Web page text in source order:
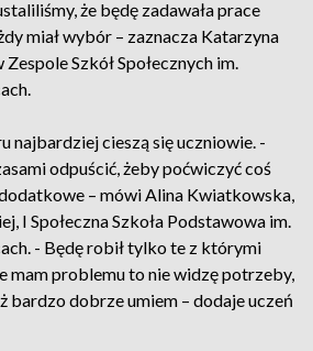
że będę zadawała prace
miał wybór – zaznacza Katarzyna
Szkół Społecznych im.
najbardziej cieszą się uczniowie. -
odpuścić, żeby poćwiczyć coś
– mówi Alina Kwiatkowska,
I Społeczna Szkoła Podstawowa im.
- Będę robił tylko te z którymi
mam problemu to nie widzę potrzeby,
bardzo dobrze umiem – dodaje uczeń